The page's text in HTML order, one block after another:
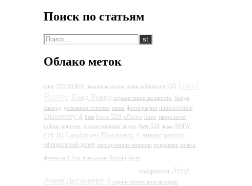
Поиск по статьям
Облако меток
снег 255/55 R19 замена колодок кими райкконен ОД
Лэнд Ровер ограничение мощности Хонда
Аккорд дизельное топливо шина фотографии шиномонтаж
Discovery 4 бмв bmw 528 xDrive bmw range rover
polaris клиренс вторая машина видео бмв 528 зима
BMW
F10 ТО Landrover Discovery 4 диверс моторс
официальный дилер эксплуатация машины покрышка колеса
формула-1 brp выходные бензин фото
квадроцикл Ленд
Ровер Дисковери 4 задние тормозные колодки